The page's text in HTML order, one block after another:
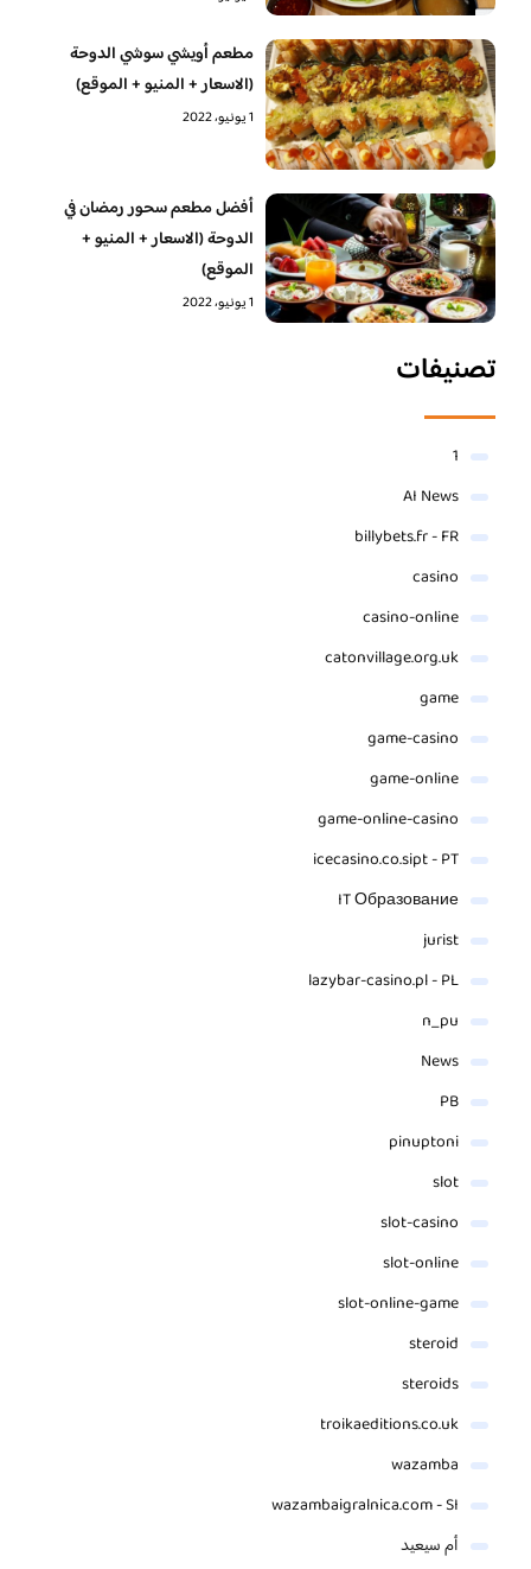
مطعم أويشي سوشي الدوحة
(الاسعار + المنيو + الموقع)
1 يونيو، 2022
أفضل مطعم سحور رمضان في
الدوحة (الاسعار + المنيو +
الموقع)
1 يونيو، 2022
تصنيفات
1
AI News
billybets.fr - FR
casino
casino-online
catonvillage.org.uk
game
game-casino
game-online
game-online-casino
icecasino.co.sipt - PT
IT Образование
jurist
lazybar-casino.pl - PL
n_pu
News
PB
pinuptoni
slot
slot-casino
slot-online
slot-online-game
steroid
steroids
troikaeditions.co.uk
wazamba
wazambaigralnica.com - SI
أم سيعيد